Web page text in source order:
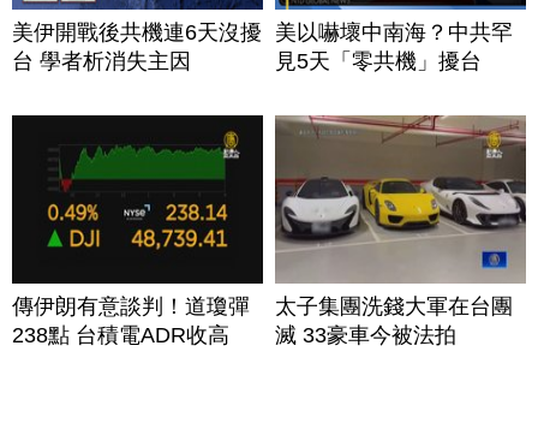
美伊開戰後共機連6天沒擾
台 學者析消失主因
美以嚇壞中南海？中共罕
見5天「零共機」擾台
傳伊朗有意談判！道瓊彈
238點 台積電ADR收高
太子集團洗錢大軍在台團
滅 33豪車今被法拍